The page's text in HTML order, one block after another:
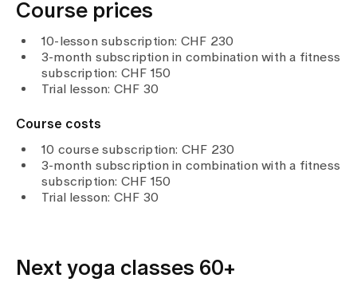
Course prices
10-lesson subscription: CHF 230
3-month subscription in combination with a fitness
subscription: CHF 150
Trial lesson: CHF 30
Course costs
10 course subscription: CHF 230
3-month subscription in combination with a fitness
subscription: CHF 150
Trial lesson: CHF 30
Next yoga classes 60+